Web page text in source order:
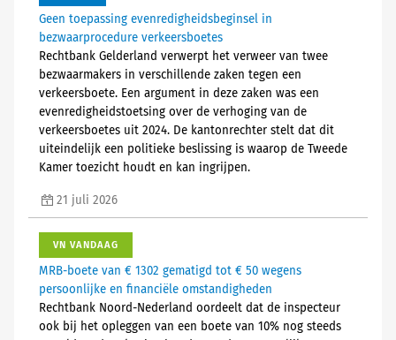
Geen toepassing evenredigheidsbeginsel in
bezwaarprocedure verkeersboetes
Rechtbank Gelderland verwerpt het verweer van twee
bezwaarmakers in verschillende zaken tegen een
verkeersboete. Een argument in deze zaken was een
evenredigheidstoetsing over de verhoging van de
verkeersboetes uit 2024. De kantonrechter stelt dat dit
uiteindelijk een politieke beslissing is waarop de Tweede
Kamer toezicht houdt en kan ingrijpen.
21 juli 2026
VN VANDAAG
MRB-boete van € 1302 gematigd tot € 50 wegens
persoonlijke en financiële omstandigheden
Rechtbank Noord-Nederland oordeelt dat de inspecteur
ook bij het opleggen van een boete van 10% nog steeds